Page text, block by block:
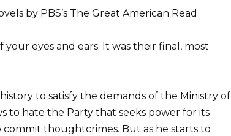
by PBS’s The Great American Read
eyes and ears. It was their final, most
to satisfy the demands of the Ministry of
to hate the Party that seeks power for its
thoughtcrimes. But as he starts to